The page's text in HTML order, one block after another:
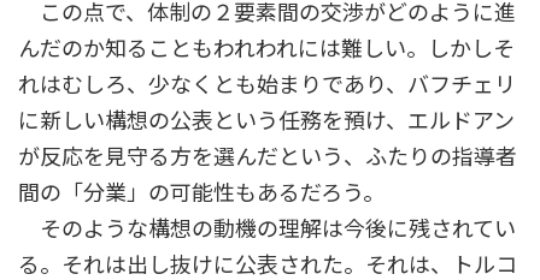
この点で、体制の２要素間の交渉がどのように進
んだのか知ることもわれわれには難しい。しかしそ
れはむしろ、少なくとも始まりであり、バフチェリ
に新しい構想の公表という任務を預け、エルドアン
が反応を見守る方を選んだという、ふたりの指導者
間の「分業」の可能性もあるだろう。
そのような構想の動機の理解は今後に残されてい
る。それは出し抜けに公表された。それは、トルコ